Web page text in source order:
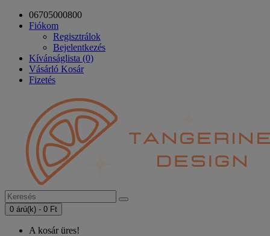
06705000800
Fiókom
Regisztrálok
Bejelentkezés
Kívánságlista (0)
Vásárló Kosár
Fizetés
0 árú(k) - 0 Ft
A kosár üres!